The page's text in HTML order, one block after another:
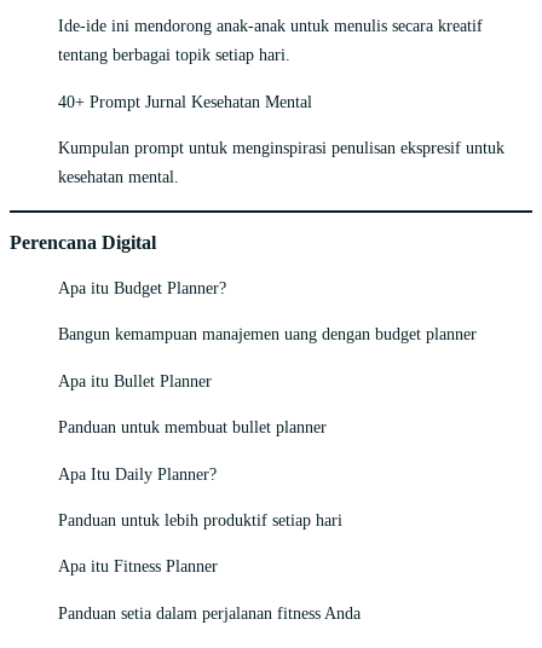
Ide-ide ini mendorong anak-anak untuk menulis secara kreatif
tentang berbagai topik setiap hari.
40+ Prompt Jurnal Kesehatan Mental
Kumpulan prompt untuk menginspirasi penulisan ekspresif untuk
kesehatan mental.
Perencana Digital
Apa itu Budget Planner?
Bangun kemampuan manajemen uang dengan budget planner
Apa itu Bullet Planner
Panduan untuk membuat bullet planner
Apa Itu Daily Planner?
Panduan untuk lebih produktif setiap hari
Apa itu Fitness Planner
Panduan setia dalam perjalanan fitness Anda